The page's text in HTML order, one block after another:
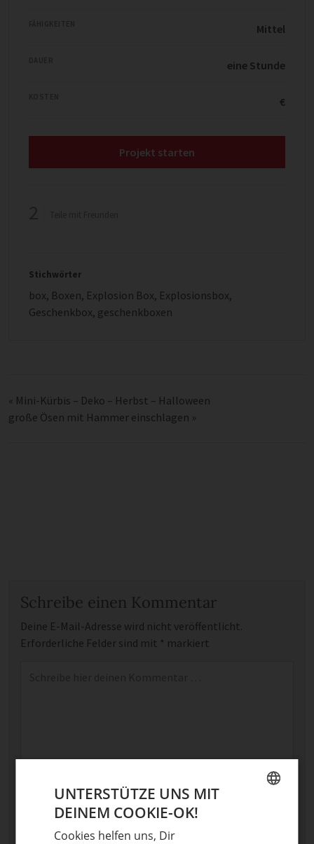
Mittel
eine Stunde
€
Projekt starten
Stichwörter
box, Boxen, Explosion Box, Explosionsbox,
Geschenkbox, geschenkboxen
« Mini-Kürbis – Deko – Herbst – Halloween
große Ösen mit Hammer einschlagen »
Schreibe einen Kommentar
Deine E-Mail-Adresse wird nicht veröffentlicht.
Erforderliche Felder sind mit * markiert
UNTERSTÜTZE UNS MIT
DEINEM COOKIE-OK!
Cookies helfen uns, Dir